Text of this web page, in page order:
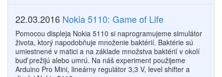
22.03.2016 Nokia 5110: Game of Life
Pomocou displeja Nokia 5110 si naprogramujeme simulátor
života, ktorý napodobňuje množenie baktérií. Baktérie sú
umiestnené v matici a na základe množstva baktérií v okolí
buď prežijú alebo umrú. Na náš experiment použijeme
Arduino Pro Mini, lineárny regulátor 3,3 V, level shifter a